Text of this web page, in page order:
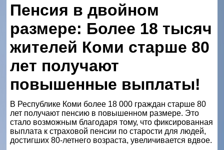
Пенсия в двойном
размере: Более 18 тысяч
жителей Коми старше 80
лет получают
повышенные выплаты!
В Республике Коми более 18 000 граждан старше 80
лет получают пенсию в повышенном размере. Это
стало возможным благодаря тому, что фиксированная
выплата к страховой пенсии по старости для людей,
достигших 80-летнего возраста, увеличивается вдвое.